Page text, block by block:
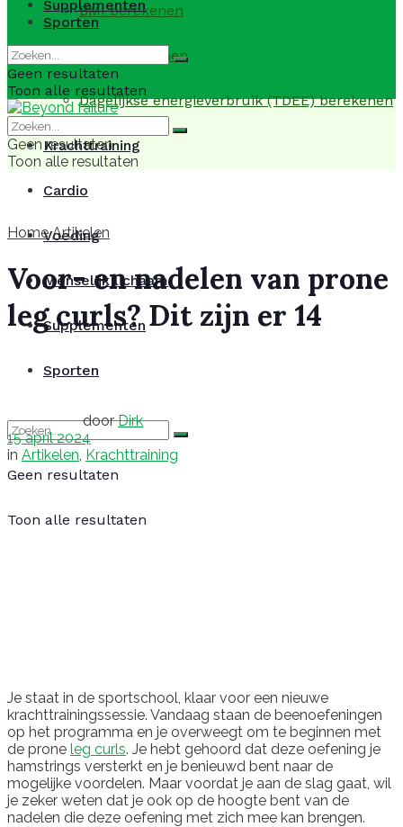
BMI berekenen
BMR berekenen
Dagelijkse energieverbruik (TDEE) berekenen
Krachttraining
Cardio
Voeding
Menselijk lichaam
Supplementen
Sporten
Geen resultaten
Toon alle resultaten
Supplementen
Sporten
Geen resultaten
Toon alle resultaten
Geen resultaten
Toon alle resultaten
Home Artikelen
Voor- en nadelen van prone
leg curls? Dit zijn er 14
door Dirk
15 april 2024
in Artikelen, Krachttraining
Je staat in de sportschool, klaar voor een nieuwe
krachttrainingssessie. Vandaag staan de beenoefeningen
op het programma en je overweegt om te beginnen met
de prone leg curls. Je hebt gehoord dat deze oefening je
hamstrings versterkt en je benieuwd bent naar de
mogelijke voordelen. Maar voordat je aan de slag gaat, wil
je zeker weten dat je ook op de hoogte bent van de
nadelen die deze oefening met zich mee kan brengen.